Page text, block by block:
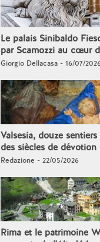
Le palais Sinibaldo
par Scamozzi au cœur
Giorgio Dellacasa - 16/07/
Valsesia, douze
des siècles de dévotion
Redazione - 22/05/2026
Rima et le patrimoine